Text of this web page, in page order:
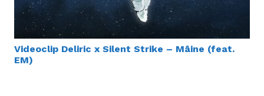
Videoclip Deliric x Silent Strike – Mâine (feat.
EM)